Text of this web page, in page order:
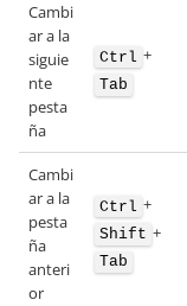
Cambi
ar a la
siguie
nte
pesta
ña
Ctrl +
Tab
Cambi
ar a la
pesta
ña
anteri
or
Ctrl +
Shift +
Tab